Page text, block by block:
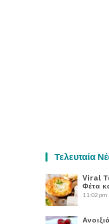
Τελευταία
Viral
Φέτα
11:02 pm